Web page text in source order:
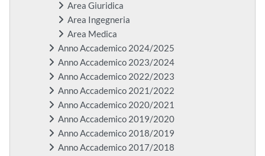
Area Giuridica
Area Ingegneria
Area Medica
Anno Accademico 2024/2025
Anno Accademico 2023/2024
Anno Accademico 2022/2023
Anno Accademico 2021/2022
Anno Accademico 2020/2021
Anno Accademico 2019/2020
Anno Accademico 2018/2019
Anno Accademico 2017/2018